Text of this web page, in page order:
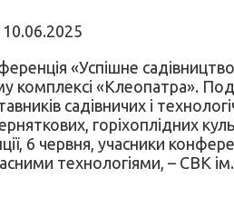
10.06.2025
«Успішне садівництво
«Клеопатра».
садівничих і
горіхоплідних
6 червня, учасники
технологіями, –